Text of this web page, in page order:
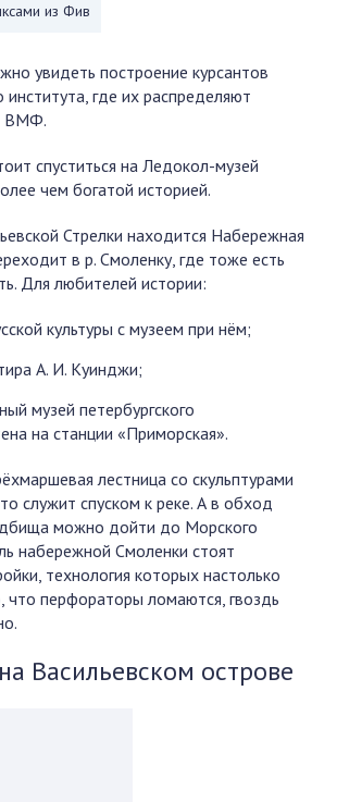
из Фив
увидеть построение курсантов
где их распределяют
ВМФ.
спуститься на Ледокол-музей
чем богатой историей.
Стрелки находится Набережная
в р. Смоленку, где тоже есть
Для любителей истории:
культуры с музеем при нём;
А. И. Куинджи;
музей петербургского
на станции «Приморская».
лестница со скульптурами
служит спуском к реке. А в обход
можно дойти до Морского
набережной Смоленки стоят
технология которых настолько
что перфораторы ломаются, гвоздь
Васильевском острове